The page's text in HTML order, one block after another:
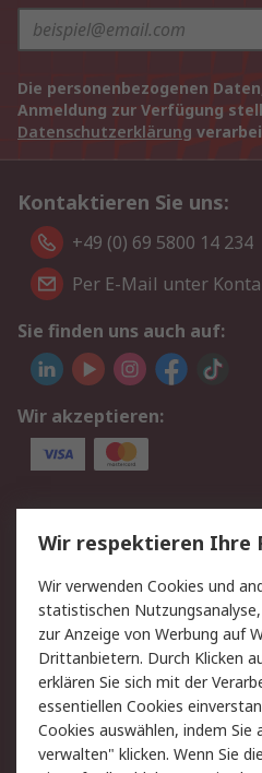
Die personenbezogenen
Anmeldung zur Verfügung
Datenschutzerklärung
Kontaktieren Sie uns:
+49 (0) 69 5800 14 234
Per E-Mail unter
Sie finden uns auch auf:
Wir akzeptieren:
Service
Value Added Services
Rücksendungen
Hilfe
Rechtliches
AGB
Cookie-Richtlinie
Wir respektieren Ihre
Wir verwenden Cookies und
statistischen
zur Anzeige von Werbung auf
Drittanbietern. Durch Klicken
erklären Sie sich mit der
essentiellen Cookies
Cookies auswählen, indem Sie
verwalten" klicken. Wenn Sie